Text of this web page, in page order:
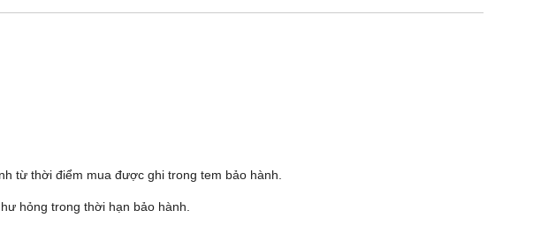
từ thời điểm mua được ghi trong tem bảo hành.
hỏng trong thời hạn bảo hành.